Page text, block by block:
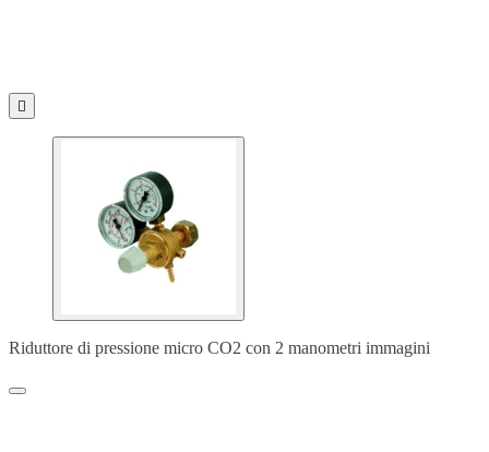

Riduttore di pressione micro CO2 con 2 manometri immagini